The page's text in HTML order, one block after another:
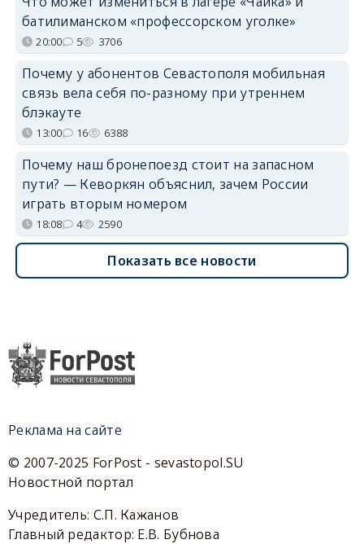
батилиманском «профессорском уголке»
20:00 5 3706
Почему у абонентов Севастополя мобильная
связь вела себя по-разному при утреннем
блэкауте
13:00 16 6388
Почему наш бронепоезд стоит на запасном
пути? — Кеворкян объяснил, зачем России
играть вторым номером
18:08 4 2590
Показать все новости
Реклама на сайте
© 2007-2025 ForPost - sevastopol.SU
Новостной портал
Учредитель: С.П. Кажанов
Главный редактор: Е.В. Бубнова